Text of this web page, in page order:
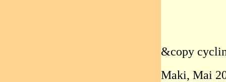
&copy
Maki, Mai